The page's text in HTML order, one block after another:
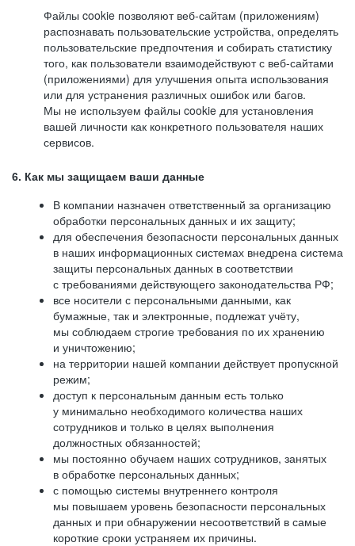
Файлы cookie позволяют веб-сайтам (приложениям)
распознавать пользовательские устройства, определять
пользовательские предпочтения и собирать статистику
того, как пользователи взаимодействуют с веб-сайтами
(приложениями) для улучшения опыта использования
или для устранения различных ошибок или багов.
Мы не используем файлы cookie для установления
вашей личности как конкретного пользователя наших
сервисов.
6. Как мы защищаем ваши данные
В компании назначен ответственный за организацию
обработки персональных данных и их защиту;
для обеспечения безопасности персональных данных
в наших информационных системах внедрена система
защиты персональных данных в соответствии
с требованиями действующего законодательства РФ;
все носители с персональными данными, как
бумажные, так и электронные, подлежат учёту,
мы соблюдаем строгие требования по их хранению
и уничтожению;
на территории нашей компании действует пропускной
режим;
доступ к персональным данным есть только
у минимально необходимого количества наших
сотрудников и только в целях выполнения
должностных обязанностей;
мы постоянно обучаем наших сотрудников, занятых
в обработке персональных данных;
с помощью системы внутреннего контроля
мы повышаем уровень безопасности персональных
данных и при обнаружении несоответствий в самые
короткие сроки устраняем их причины.